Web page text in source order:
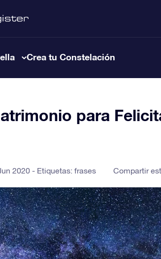
Crea tu Constelación
para
2020 - Etiquetas: frases Compartir